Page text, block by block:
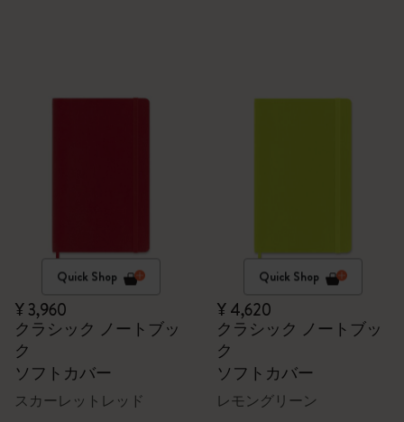
Quick Shop
¥ 3,960
クラシック ノートブッ
ク
ソフトカバー
スカーレットレッド
Quick Shop
¥ 4,620
クラシック ノートブッ
ク
ソフトカバー
レモングリーン